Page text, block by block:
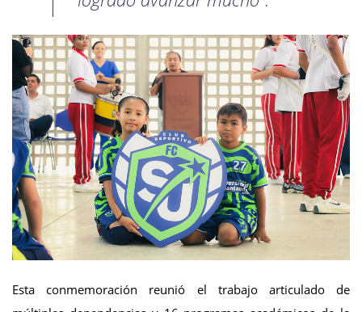
Esta conmemoración reunió el trabajo articulado de